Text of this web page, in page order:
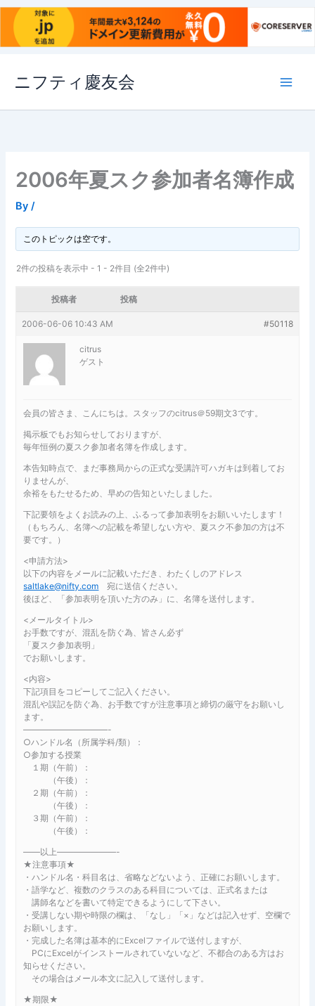
ス
ニフティ慶友会
2006年夏スク参加者名簿作成
By/
このトピックは空です。
2件の投稿を表示中 - 1 - 2件目 (全2件中)
投稿者 投稿
2006-06-06 10:43 AM #50118
citrus
ゲスト
会員の皆さま、こんにちは。スタッフのcitrus＠59期文3です。
掲示板でもお知らせしておりますが、
毎年恒例の夏スク参加者名簿を作成します。
本告知時点で、まだ事務局からの正式な受講許可ハガキは到着してお
りませんが、
余裕をもたせるため、早めの告知といたしました。
下記要領をよくお読みの上、ふるって参加表明をお願いいたします！
（もちろん、名簿への記載を希望しない方や、夏スク不参加の方は不
要です。）
<申請方法>
以下の内容をメールに記載いただき、わたくしのアドレス
saltlake@nifty.com 宛に送信ください。
後ほど、「参加表明を頂いた方のみ」に、名簿を送付します。
<メールタイトル>
お手数ですが、混乱を防ぐ為、皆さん必ず
「夏スク参加表明」
でお願いします。
<内容>
下記項目をコピーしてご記入ください。
混乱や誤記を防ぐ為、お手数ですが注意事項と締切の厳守をお願いし
ます。
——————————-
○ハンドル名（所属学科/類）：
○参加する授業
１期（午前）：
（午後）：
２期（午前）：
（午後）：
３期（午前）：
（午後）：
——以上———————-
★注意事項★
・ハンドル名・科目名は、省略などないよう、正確にお願いします。
・語学など、複数のクラスのある科目については、正式名または
講師名などを書いて特定できるようにして下さい。
・受講しない期や時限の欄は、「なし」「×」などは記入せず、空欄で
お願いします。
・完成した名簿は基本的にExcelファイルで送付しますが、
PCにExcelがインストールされていないなど、不都合のある方はお
知らせください。
その場合はメール本文に記入して送付します。
★期限★